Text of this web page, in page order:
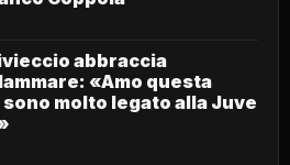
abbraccia
«Amo questa
sono molto legato alla Juve